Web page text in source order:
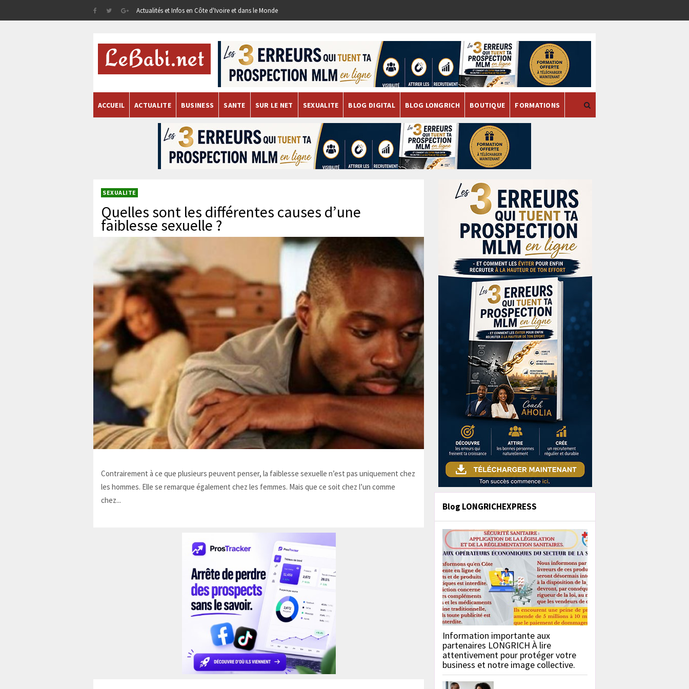
Actualités et Infos en Côte d'Ivoire et dans le Monde
ACCUEIL ACTUALITE BUSINESS SANTE SUR LE NET SEXUALITE BLOG DIGITAL BLOG LONGRICH BOUTIQUE FORMATIONS
SEXUALITE
Quelles sont les différentes causes d’une
faiblesse sexuelle ?
Contrairement à ce que plusieurs peuvent penser, la faiblesse sexuelle n’est pas uniquement chez
les hommes. Elle se remarque également chez les femmes. Mais que ce soit chez l’un comme
chez...
Blog LONGRICHEXPRESS
Information importante aux
partenaires LONGRICH À lire
attentivement pour protéger votre
business et notre image collective.